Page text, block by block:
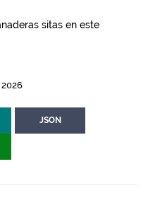
sitas en este
JSON